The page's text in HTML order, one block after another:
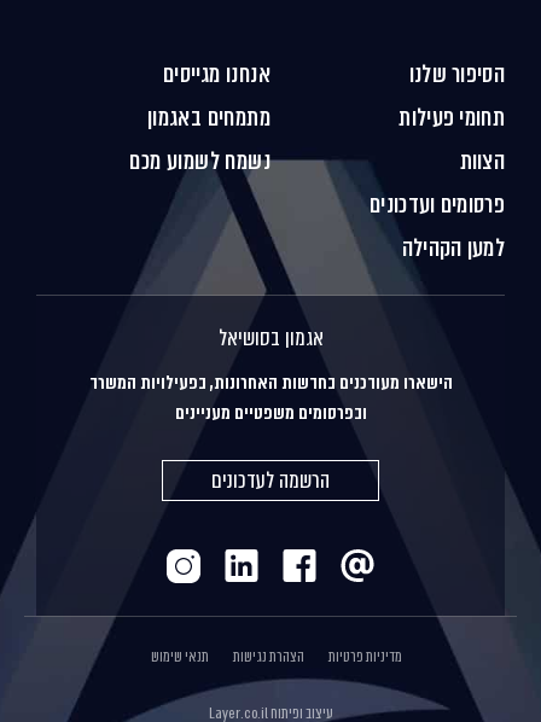
הסיפור שלנו
תחומי פעילות
הצוות
פרסומים ועדכונים
למען הקהילה
אנחנו מגייסים
מתמחים באגמון
נשמח לשמוע מכם
אגמון בסושיאל
הישארו מעודכנים בחדשות האחרונות, בפעילויות המשרד
ובפרסומים משפטיים מעניינים
הרשמה לעדכונים
מדיניות פרטיות הצהרת נגישות תנאי שימוש
עיצוב ופיתוחLayer.co.il